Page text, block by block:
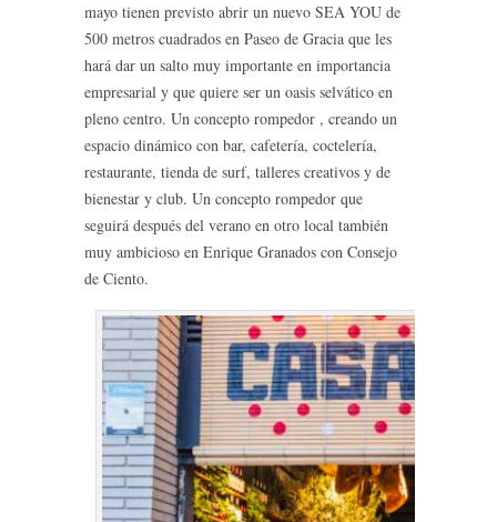
mayo tienen previsto abrir un nuevo SEA YOU de
500 metros cuadrados en Paseo de Gracia que les
hará dar un salto muy importante en importancia
empresarial y que quiere ser un oasis selvático en
pleno centro. Un concepto rompedor , creando un
espacio dinámico con bar, cafetería, coctelería,
restaurante, tienda de surf, talleres creativos y de
bienestar y club. Un concepto rompedor que
seguirá después del verano en otro local también
muy ambicioso en Enrique Granados con Consejo
de Ciento.